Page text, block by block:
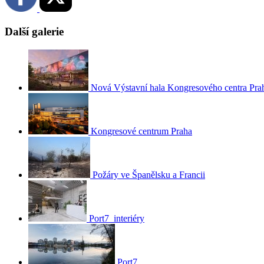
Další galerie
Nová Výstavní hala Kongresového centra
Kongresové centrum Praha
Požáry ve Španělsku a Francii
Port7_interiéry
Port7